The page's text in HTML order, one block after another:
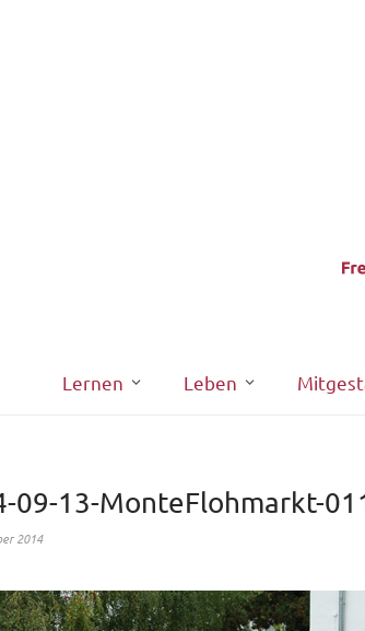
Lernen Leben
09-13-MonteFlohmarkt-
2014